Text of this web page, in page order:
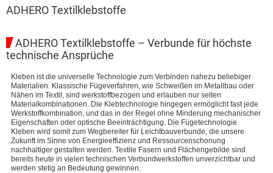
ADHERO Textilklebstoffe
ADHERO Textilklebstoffe – Verbunde für höchste
technische Ansprüche
Kleben ist die universelle Technologie zum Verbinden nahezu beliebiger
Materialien. Klassische Fügeverfahren, wie Schweißen im Metallbau oder
Nähen im Textil, sind werkstoffbezogen und erlauben nur selten
Materialkombinationen. Die Klebtechnologie hingegen ermöglicht fast jede
Werkstoffkombination, und das in der Regel ohne Minderung mechanischer
Eigenschaften oder optische Beeinträchtigung. Die Fügetechnologie
Kleben wird somit zum Wegbereiter für Leichtbauverbunde, die unsere
Zukunft im Sinne von Energieeffizienz und Ressourcenschonung
nachhaltiger gestalten werden. Textile Fasern und Flächengebilde sind
bereits heute in vielen technischen Verbundwerkstoffen unverzichtbar und
werden stetig an Bedeutung gewinnen.